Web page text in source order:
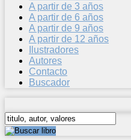
A partir de 3 años
A partir de 6 años
A partir de 9 años
A partir de 12 años
Ilustradores
Autores
Contacto
Buscador